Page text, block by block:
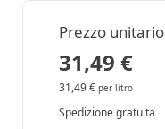
Prezzo unitario
31,49 €
31,49€ per litro
Spedizione gratuita